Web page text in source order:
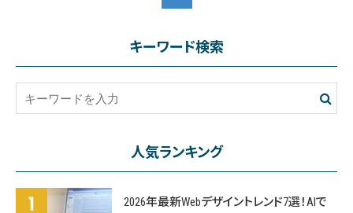
キーワード検索
人気ランキング
2026年最新Webデザイントレンド7選！AIで